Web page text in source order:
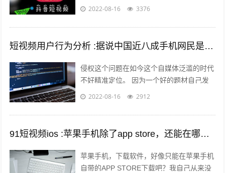
发布自己的作品，那么自己发布作品的时候
2022-08-16 3376
短视频用户行为分析 :据说中国近八成手机网民是短视频用户，侵权问题如何解决？
侵权这个问题在如今这个自媒体泛滥的时代
不好精准定位。 因为一个好的题材自己发
布出去可能只需要短短的几分钟时间就能够
2022-08-16 2912
91短视频ios :苹果手机除了app store，还能在哪里下载软件？包括一些破解软件？
苹果手机，下载软件，好像只能在苹果手机
自带的APP STORE下载吧？我自己从来没